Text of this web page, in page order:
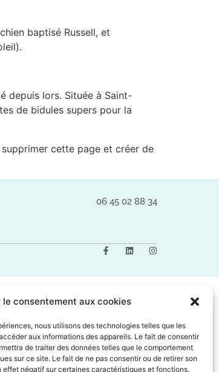
le consentement aux cookies
nous utilisons des technologies telles que les
aux informations des appareils. Le fait de consentir
de traiter des données telles que le comportement
sur ce site. Le fait de ne pas consentir ou de retirer son
effet négatif sur certaines caractéristiques et fonctions.
baptisé Russell, et
depuis lors. Située à Saint-
de bidules supers pour la
cette page et créer de
06 45 02 88 34